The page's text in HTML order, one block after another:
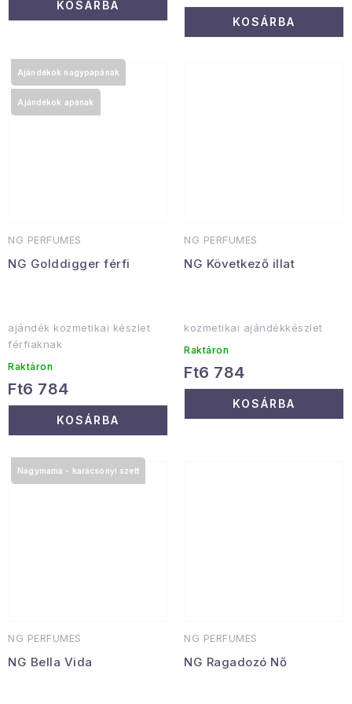
KOSÁRBA
KOSÁRBA
NG PERFUMES
NG Golddigger férfi
Ajándékok nagypapának
Ajándékok apának
ajándék kozmetikai készlet
férfiaknak
Raktáron
Ft6 784
KOSÁRBA
NG PERFUMES
NG Következő illat
kozmetikai ajándékkészlet
Raktáron
Ft6 784
KOSÁRBA
NG PERFUMES
NG Bella Vida
Nagymama - karácsonyi szett
NG PERFUMES
NG Ragadozó Nő